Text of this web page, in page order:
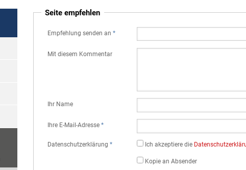
Seite empfehlen
Empfehlung senden an *
Mit diesem Kommentar
Ihr Name
Ihre E-Mail-Adresse *
Datenschutz­erklärung* Ich akzeptiere die
Kopie an Absender